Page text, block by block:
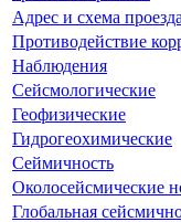
Адрес и схема проезда
Противодействие
Наблюдения
Сейсмологические
Геофизические
Гидрогеохимические
Сеймичность
Околосейсмические
Глобальная